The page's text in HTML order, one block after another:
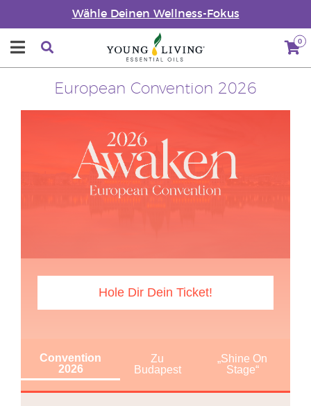
Wähle Deinen Wellness-Fokus
0
European Convention 2026
Hole Dir Dein Ticket!
Convention
2026
Zu
Budapest
„Shine On
Stage“